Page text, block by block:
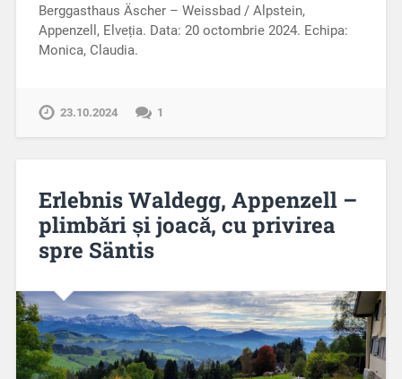
Berggasthaus Äscher – Weissbad / Alpstein,
Appenzell, Elveția. Data: 20 octombrie 2024. Echipa:
Monica, Claudia.
23.10.2024 1
Erlebnis Waldegg, Appenzell –
plimbări și joacă, cu privirea
spre Säntis